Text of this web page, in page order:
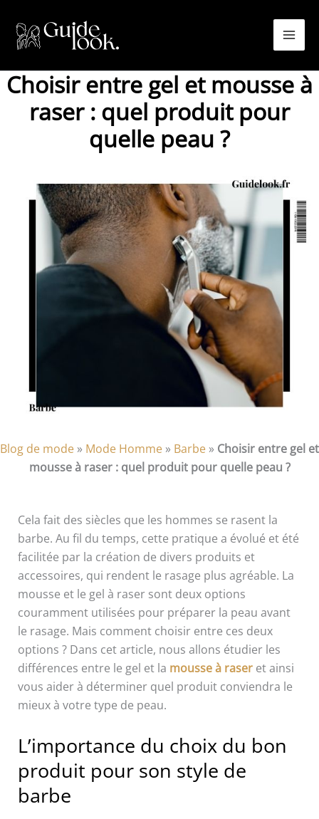
contenu
Choisir entre gel et mousse à
raser : quel produit pour
quelle peau ?
Blog de mode » Mode Homme » Barbe » Choisir entre gel et
mousse à raser : quel produit pour quelle peau ?
Cela fait des siècles que les hommes se rasent la
barbe. Au fil du temps, cette pratique a évolué et été
facilitée par la création de divers produits et
accessoires, qui rendent le rasage plus agréable. La
mousse et le gel à raser sont deux options
couramment utilisées pour préparer la peau avant
le rasage. Mais comment choisir entre ces deux
options ? Dans cet article, nous allons étudier les
différences entre le gel et la mousse à raseret ainsi
vous aider à déterminer quel produit conviendra le
mieux à votre type de peau.
L’importance du choix du bon
produit pour son style de
barbe